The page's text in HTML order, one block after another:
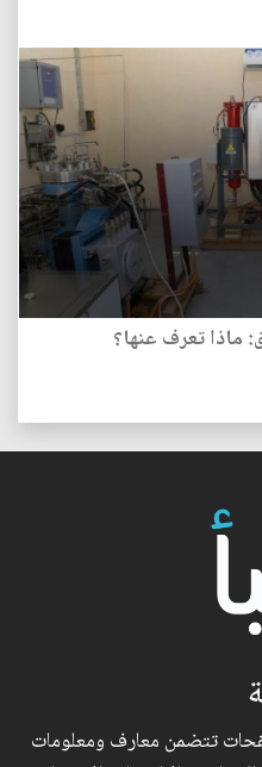
ماذا تعرف عنها؟
تتضمن معارف ومعلومات